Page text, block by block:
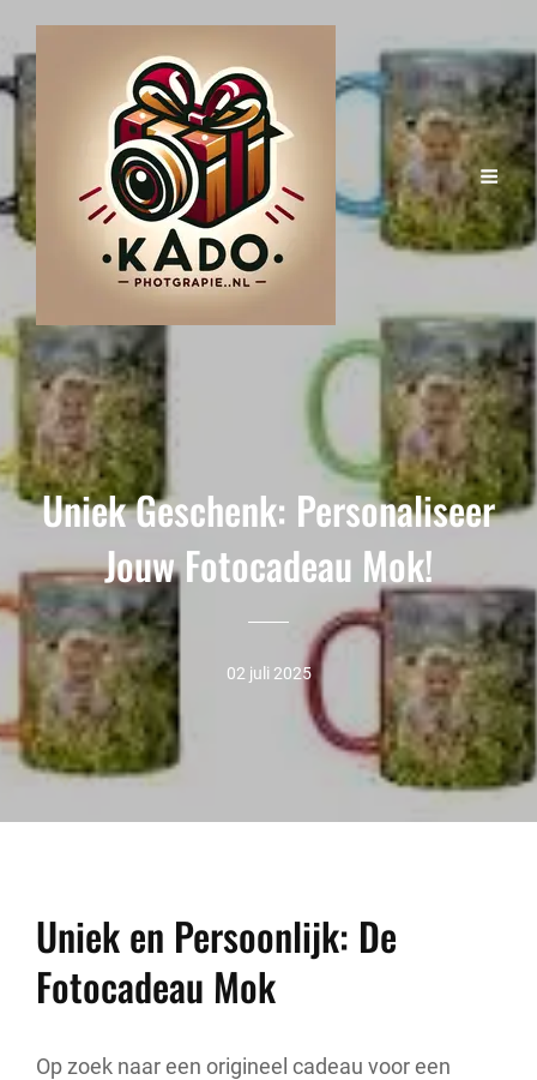
Uniek Geschenk: Personaliseer
Jouw Fotocadeau Mok!
02 juli 2025
Uniek en Persoonlijk: De
Fotocadeau Mok
Op zoek naar een origineel cadeau voor een